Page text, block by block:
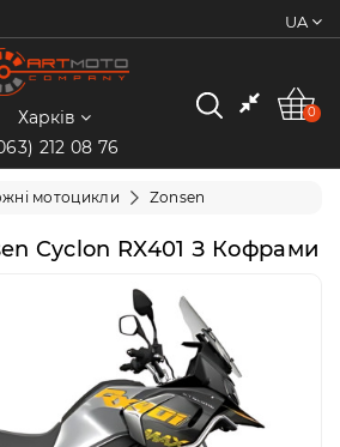
UA
Харків
212 08 76
0
мотоцикли Zonsen
Cyclon RX401 З Кофрами